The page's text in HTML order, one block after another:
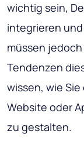
wichtig sein,
integrieren
müssen
Tendenzen
wissen, wie
Website oder
zu gestalten.